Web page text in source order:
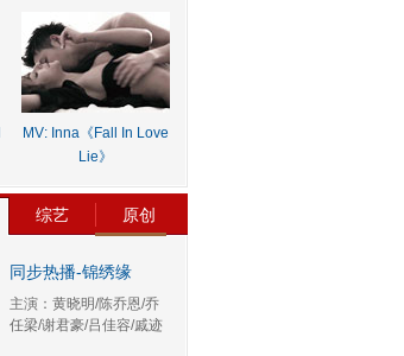
MV: Inna《Fall In Love
Lie》
综艺 原创
同步热播-锦绣缘
主演：黄晓明/陈乔恩/乔
任梁/谢君豪/吕佳容/戚迹